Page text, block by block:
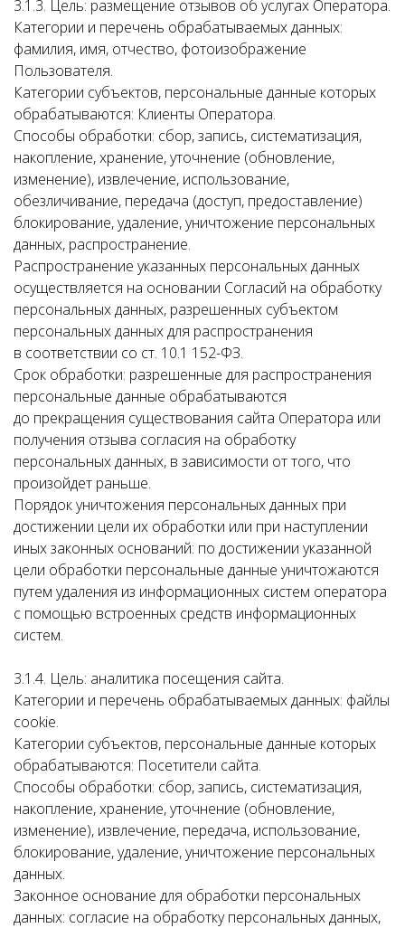
3.1.3. Цель: размещение отзывов об услугах Оператора.
Категории и перечень обрабатываемых данных:
фамилия, имя, отчество, фотоизображение
Пользователя.
Категории субъектов, персональные данные которых
обрабатываются: Клиенты Оператора.
Способы обработки: сбор, запись, систематизация,
накопление, хранение, уточнение (обновление,
изменение), извлечение, использование,
обезличивание, передача (доступ, предоставление)
блокирование, удаление, уничтожение персональных
данных, распространение.
Распространение указанных персональных данных
осуществляется на основании Согласий на обработку
персональных данных, разрешенных субъектом
персональных данных для распространения
в соответствии со ст. 10.1 152-ФЗ.
Срок обработки: разрешенные для распространения
персональные данные обрабатываются
до прекращения существования сайта Оператора или
получения отзыва согласия на обработку
персональных данных, в зависимости от того, что
произойдет раньше.
Порядок уничтожения персональных данных при
достижении цели их обработки или при наступлении
иных законных оснований: по достижении указанной
цели обработки персональные данные уничтожаются
путем удаления из информационных систем оператора
с помощью встроенных средств информационных
систем.
3.1.4. Цель: аналитика посещения сайта.
Категории и перечень обрабатываемых данных: файлы
cookie.
Категории субъектов, персональные данные которых
обрабатываются: Посетители сайта.
Способы обработки: сбор, запись, систематизация,
накопление, хранение, уточнение (обновление,
изменение), извлечение, передача, использование,
блокирование, удаление, уничтожение персональных
данных.
Законное основание для обработки персональных
данных: согласие на обработку персональных данных,